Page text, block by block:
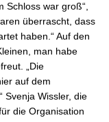
Schloss war groß“,
überrascht, dass
haben.“ Auf den
man habe
„Die
auf dem
Svenja Wissler, die
die Organisation